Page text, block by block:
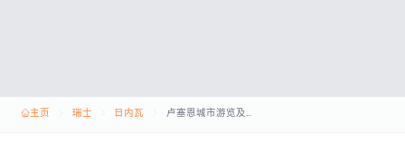
主页 瑞士 日内瓦 卢塞恩城市游览及苏黎世游艇巡航门票